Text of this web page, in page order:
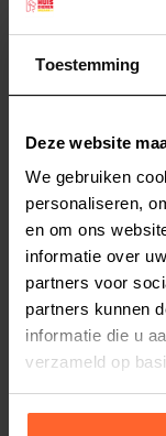
Toestemming
Deze website
We gebruiken
personaliseren,
en om ons
informatie over
partners voor
partners kunnen
informatie die u
verzameld op
hond. Ze
hoge kwaliteit,
boordevol
het opbouwen
gezondheid en
vacht.
De zalmhuid is
geur,
Te geven als
tussendoortje.
Lees meer
Stel uw
Elke
2 weken
Elke
8 weken